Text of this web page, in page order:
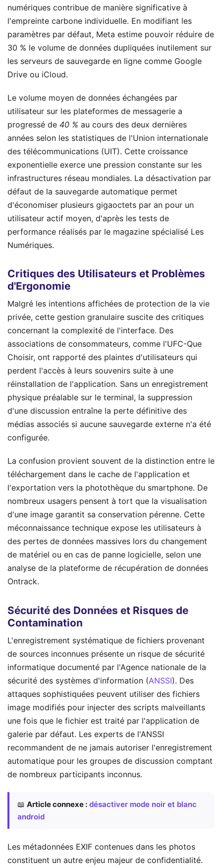
numériques contribue de manière significative à
l'empreinte carbone individuelle. En modifiant les
paramètres par défaut, Meta estime pouvoir réduire de
30 % le volume de données dupliquées inutilement sur
les serveurs de sauvegarde en ligne comme Google
Drive ou iCloud.
Le volume moyen de données échangées par
utilisateur sur les plateformes de messagerie a
progressé de 40 % au cours des deux dernières
années selon les statistiques de l'Union internationale
des télécommunications (UIT). Cette croissance
exponentielle exerce une pression constante sur les
infrastructures réseau mondiales. La désactivation par
défaut de la sauvegarde automatique permet
d'économiser plusieurs gigaoctets par an pour un
utilisateur actif moyen, d'après les tests de
performance réalisés par le magazine spécialisé Les
Numériques.
Critiques des Utilisateurs et Problèmes
d'Ergonomie
Malgré les intentions affichées de protection de la vie
privée, cette gestion granulaire suscite des critiques
concernant la complexité de l'interface. Des
associations de consommateurs, comme l'UFC-Que
Choisir, ont rapporté des plaintes d'utilisateurs qui
perdent l'accès à leurs souvenirs suite à une
réinstallation de l'application. Sans un enregistrement
physique préalable sur le terminal, la suppression
d'une discussion entraîne la perte définitive des
médias associés si aucune sauvegarde externe n'a été
configurée.
La confusion provient souvent de la distinction entre le
téléchargement dans le cache de l'application et
l'exportation vers la photothèque du smartphone. De
nombreux usagers pensent à tort que la visualisation
d'une image garantit sa conservation pérenne. Cette
méconnaissance technique expose les utilisateurs à
des pertes de données massives lors du changement
de matériel ou en cas de panne logicielle, selon une
analyse de la plateforme de récupération de données
Ontrack.
Sécurité des Données et Risques de
Contamination
L'enregistrement systématique de fichiers provenant
de sources inconnues présente un risque de sécurité
informatique documenté par l'Agence nationale de la
sécurité des systèmes d'information (ANSSI). Des
attaques sophistiquées peuvent utiliser des fichiers
image modifiés pour injecter des scripts malveillants
une fois que le fichier est traité par l'application de
galerie par défaut. Les experts de l'ANSSI
recommandent de ne jamais autoriser l'enregistrement
automatique pour les groupes de discussion comptant
de nombreux participants inconnus.
📖 Article connexe : désactiver mode noir et blanc
android
Les métadonnées EXIF contenues dans les photos
constituent un autre enjeu majeur de confidentialité.